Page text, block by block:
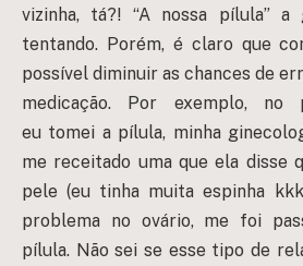
vizinha, tá?! “A nossa pílula”
tentando. Porém, é claro que
possível diminuir as chances de
medicação. Por exemplo, no
eu tomei a pílula, minha
me receitado uma que ela disse
pele (eu tinha muita espinha
problema no ovário, me foi
pílula. Não sei se esse tipo de